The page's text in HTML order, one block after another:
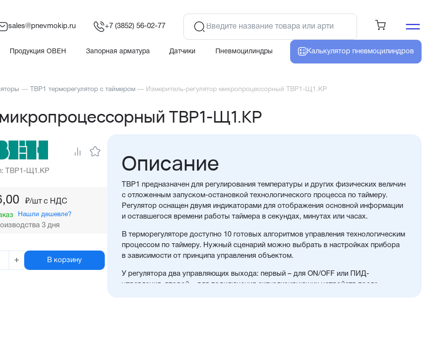
sales@pnevmokip.ru +7 (3852) 56-02-77
Продукция ОВЕН Запорная арматура Датчики Пневмоцилиндры Калькулятор пневмоцилиндров
— ТВР1 терморегулятор с таймером — Измеритель-регулятор микропроцессорный ТВР1-Щ1.КР
ТВР1-Щ1.КР
ТВР1-Щ1.КР
₽/шт c НДС
Нашли дешевле?
3 дня
+ В корзину
Описание
ТВР1 предназначен для регулирования температуры и других физических величин
с отложенным запуском-остановкой технологического процесса по таймеру.
Регулятор оснащен двумя индикаторами для отображения основной информации
и оставшегося времени работы таймера в секундах, минутах или часах.
В терморегуляторе доступно 10 готовых алгоритмов управления технологическим
процессом по таймеру. Нужный сценарий можно выбрать в настройках прибора
в зависимости от принципа управления объектом.
У регулятора два управляющих выхода: первый – для ON/OFF или ПИД-
управления, второй – для подключения сигнализирующих устройств после